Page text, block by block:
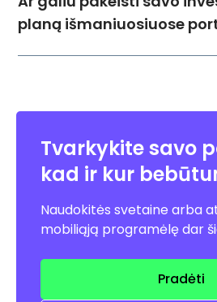
planą išmaniuosiuose
Tvarkykite savo
kad ir kur
Naudokitės svetaine arba
mobiliąją programėlę dar
Pradėti